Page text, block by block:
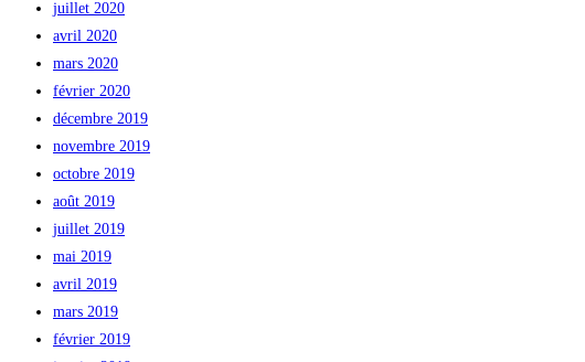
juillet 2020
avril 2020
mars 2020
février 2020
décembre 2019
novembre 2019
octobre 2019
août 2019
juillet 2019
mai 2019
avril 2019
mars 2019
février 2019